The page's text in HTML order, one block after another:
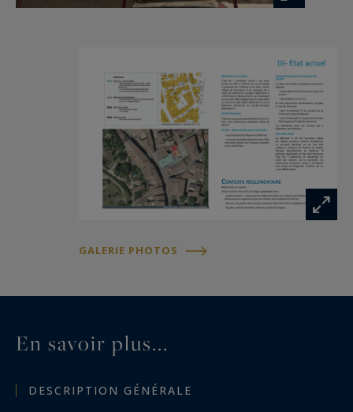
Caractéristiques principales :
Ensemble immobilier sur 596 m² de terrain.
bâtiments en R+2.
Emplacement central recherché.
Double accès.
Jardin intérieur d'environ 280 m².
Zone UA du PLU.
Remplacement des menuiseries.
GALERIE PHOTOS
En savoir plus...
DESCRIPTION GÉNÉRALE